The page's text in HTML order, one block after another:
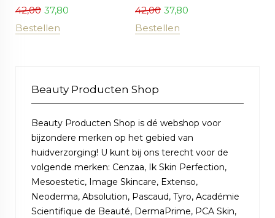
42,00 37,80
Bestellen
42,00 37,80
Bestellen
Beauty Producten Shop
Beauty Producten Shop is dé webshop voor
bijzondere merken op het gebied van
huidverzorging! U kunt bij ons terecht voor de
volgende merken: Cenzaa, Ik Skin Perfection,
Mesoestetic, Image Skincare, Extenso,
Neoderma, Absolution, Pascaud, Tyro, Académie
Scientifique de Beauté, DermaPrime, PCA Skin,